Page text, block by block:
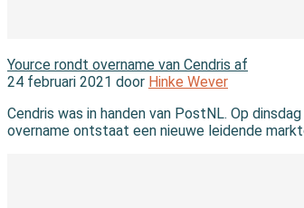
Yource rondt overname van Cendris af
24 februari 2021 door Hinke Wever
Cendris was in handen van PostNL. Op
overname ontstaat een nieuwe leidende